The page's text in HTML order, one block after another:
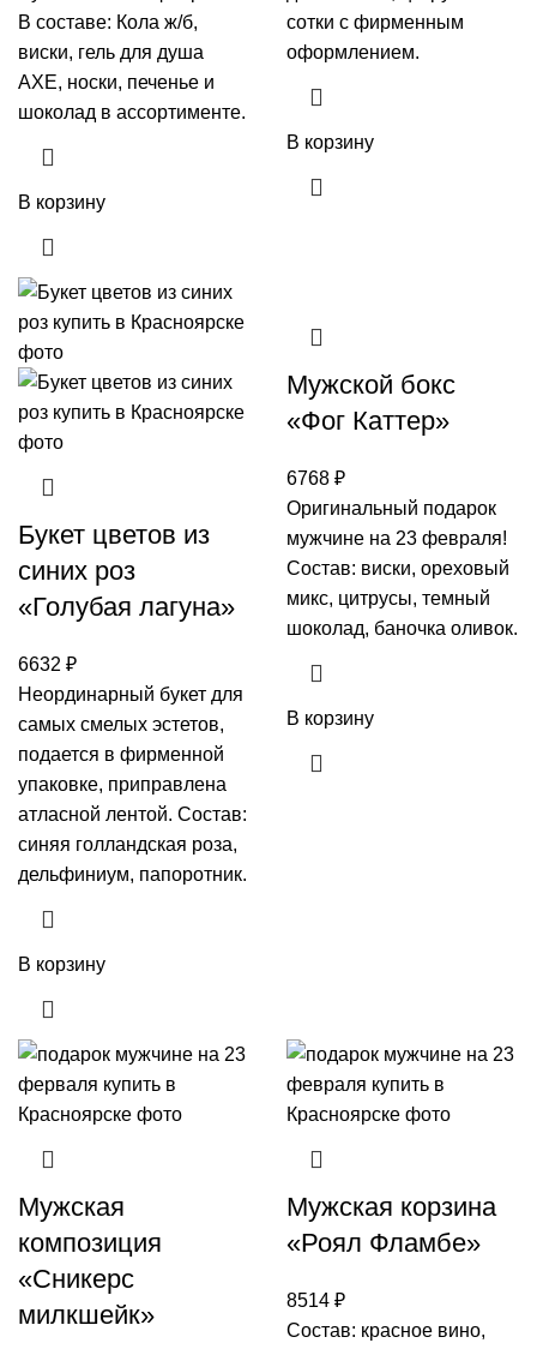
В составе: Кола ж/б,
виски, гель для душа
AXE, носки, печенье и
шоколад в ассортименте.
В корзину
сотки с фирменным
оформлением.
В корзину
Букет цветов из
синих роз
«Голубая лагуна»
6632 ₽
Неординарный букет для
самых смелых эстетов,
подается в фирменной
упаковке, приправлена
атласной лентой. Состав:
синяя голландская роза,
дельфиниум, папоротник.
В корзину
Мужской бокс
«Фог Каттер»
6768 ₽
Оригинальный подарок
мужчине на 23 февраля!
Состав: виски, ореховый
микс, цитрусы, темный
шоколад, баночка оливок.
В корзину
Мужская
композиция
«Сникерс
милкшейк»
Мужская корзина
«Роял Фламбе»
8514 ₽
Состав: красное вино,